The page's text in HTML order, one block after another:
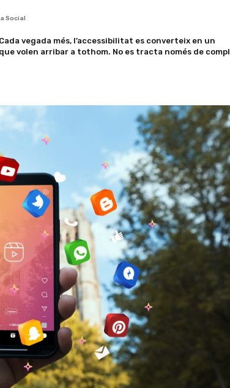
Social
vegada més, l’accessibilitat es converteix en un
volen arribar a tothom. No es tracta només de